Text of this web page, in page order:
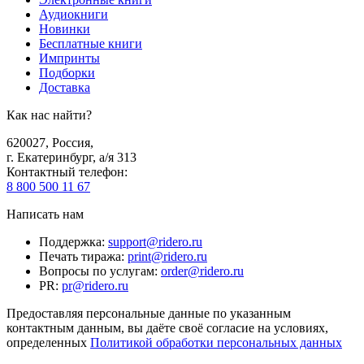
Аудиокниги
Новинки
Бесплатные книги
Импринты
Подборки
Доставка
Как нас найти?
620027, Россия,
г. Екатеринбург, а/я 313
Контактный телефон:
8 800 500 11 67
Написать нам
Поддержка: support@ridero.ru
Печать тиража: print@ridero.ru
Вопросы по услугам: order@ridero.ru
PR: pr@ridero.ru
Предоставляя персональные данные по указанным
контактным данным, вы даёте своё согласие на условиях,
определенных Политикой обработки персональных данных